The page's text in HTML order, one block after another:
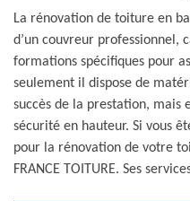
La rénovation de toiture en
d’un couvreur professionnel,
formations spécifiques pour
seulement il dispose de
succès de la prestation,
sécurité en hauteur. Si vous
pour la rénovation de votre
FRANCE TOITURE. Ses